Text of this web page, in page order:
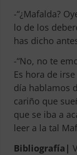
-“¿Mafalda?
lo de los
has dicho
-“No, no te
Es hora de
día hablamos
cariño que
que se iba a
leer a la tal
Bibliografía|